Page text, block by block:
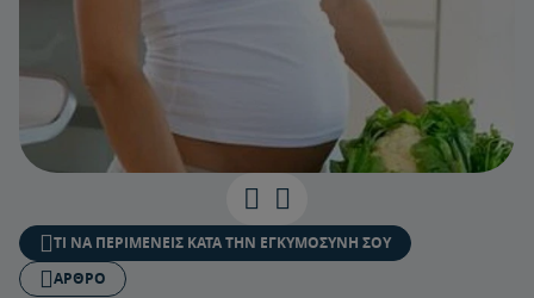
ΤΙ ΝΑ ΠΕΡΙΜΈΝΕΙΣ ΚΑΤΆ ΤΗΝ ΕΓΚΥΜΟΣΎΝΗ ΣΟΥ
ΆΡΘΡΟ